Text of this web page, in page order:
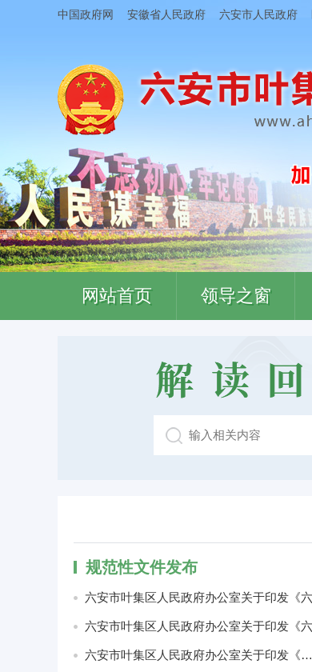
中国政府网 安徽省人民政府 六安市人民政府
网站首页 领导之窗
规范性文件发布
六安市叶集区人民政府办公室关于印发《六安市叶集区农业特色产业帮扶项目实施方案》的通知